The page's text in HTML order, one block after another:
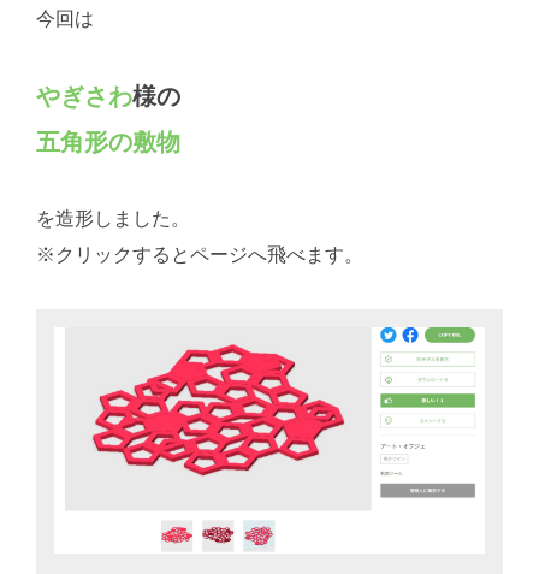
今回は
やぎさわ様の
五角形の敷物
を造形しました。
※クリックするとページへ飛べます。